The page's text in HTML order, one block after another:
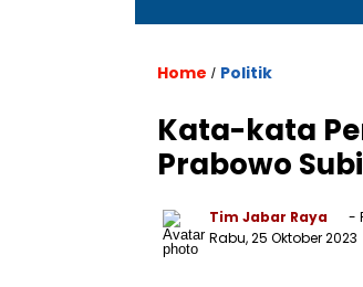
Home / Politik
Kata-kata
Prabowo
Tim Jabar Raya
-
Rabu, 25 Oktober 2023